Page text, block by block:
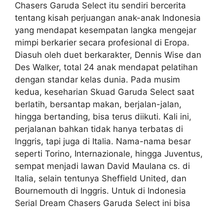
Chasers Garuda Select itu sendiri bercerita
tentang kisah perjuangan anak-anak Indonesia
yang mendapat kesempatan langka mengejar
mimpi berkarier secara profesional di Eropa.
Diasuh oleh duet berkarakter, Dennis Wise dan
Des Walker, total 24 anak mendapat pelatihan
dengan standar kelas dunia. Pada musim
kedua, keseharian Skuad Garuda Select saat
berlatih, bersantap makan, berjalan-jalan,
hingga bertanding, bisa terus diikuti. Kali ini,
perjalanan bahkan tidak hanya terbatas di
Inggris, tapi juga di Italia. Nama-nama besar
seperti Torino, Internazionale, hingga Juventus,
sempat menjadi lawan David Maulana cs. di
Italia, selain tentunya Sheffield United, dan
Bournemouth di Inggris. Untuk di Indonesia
Serial Dream Chasers Garuda Select ini bisa